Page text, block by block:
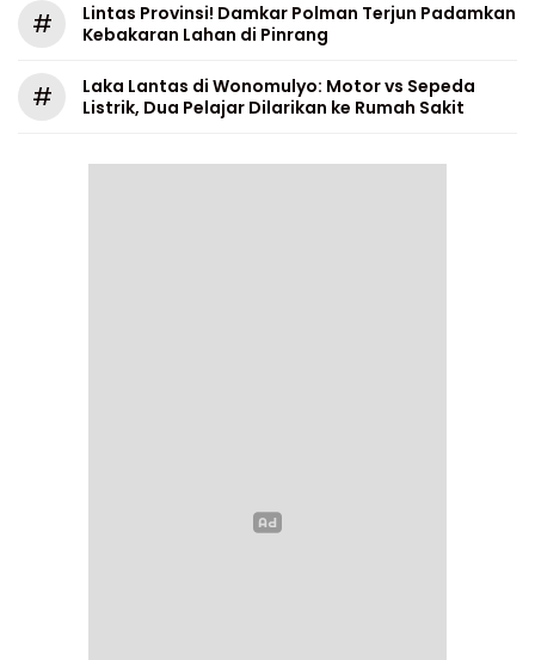
#
Lintas Provinsi! Damkar Polman Terjun Padamkan
Kebakaran Lahan di Pinrang
#
Laka Lantas di Wonomulyo: Motor vs Sepeda
Listrik, Dua Pelajar Dilarikan ke Rumah Sakit